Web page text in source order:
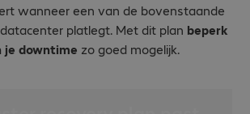
wanneer een van de bovenstaande
platlegt. Met dit plan beperk
je downtime zo goed mogelijk.